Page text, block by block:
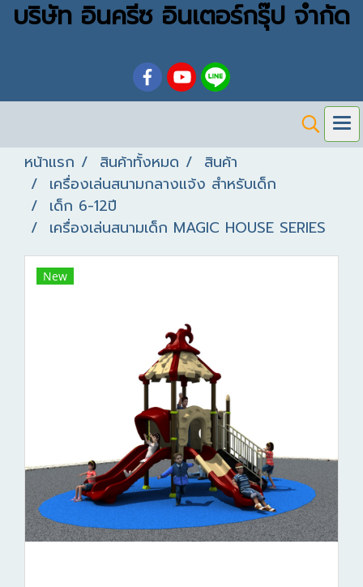
บริษัท อินครีซ อินเตอร์กรุ๊ป จำกัด
หน้าแรก สินค้าทั้งหมด
สินค้า
เครื่องเล่นสนามกลางแจ้ง สำหรับเด็ก
เด็ก 6-12ปี
เครื่องเล่นสนามเด็ก MAGIC HOUSE SERIES
New